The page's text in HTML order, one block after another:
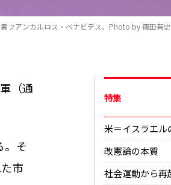
フアンカルロス・ベナビデス。Photo by 篠田有史
（通
。そ
市
特集
米＝イスラエル
改憲論の本質
社会運動から再